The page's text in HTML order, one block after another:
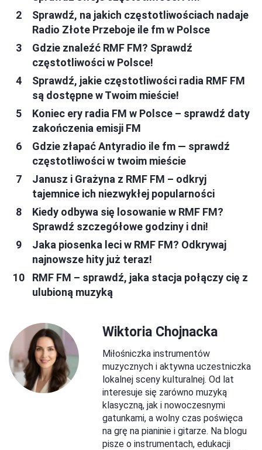
Sprawdź, na jakich częstotliwościach nadaje
Radio Złote Przeboje ile fm w Polsce
Gdzie znaleźć RMF FM? Sprawdź
częstotliwości w Polsce!
Sprawdź, jakie częstotliwości radia RMF FM
są dostępne w Twoim mieście!
Koniec ery radia FM w Polsce – sprawdź daty
zakończenia emisji FM
Gdzie złapać Antyradio ile fm — sprawdź
częstotliwości w twoim mieście
Janusz i Grażyna z RMF FM – odkryj
tajemnice ich niezwykłej popularności
Kiedy odbywa się losowanie w RMF FM?
Sprawdź szczegółowe godziny i dni!
Jaka piosenka leci w RMF FM? Odkrywaj
najnowsze hity już teraz!
RMF FM – sprawdź, jaka stacja połączy cię z
ulubioną muzyką
Wiktoria Chojnacka
Miłośniczka instrumentów
muzycznych i aktywna uczestniczka
lokalnej sceny kulturalnej. Od lat
interesuje się zarówno muzyką
klasyczną, jak i nowoczesnymi
gatunkami, a wolny czas poświęca
na grę na pianinie i gitarze. Na blogu
pisze o instrumentach, edukacji